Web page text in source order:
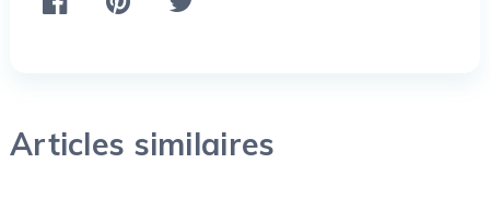
Articles similaires